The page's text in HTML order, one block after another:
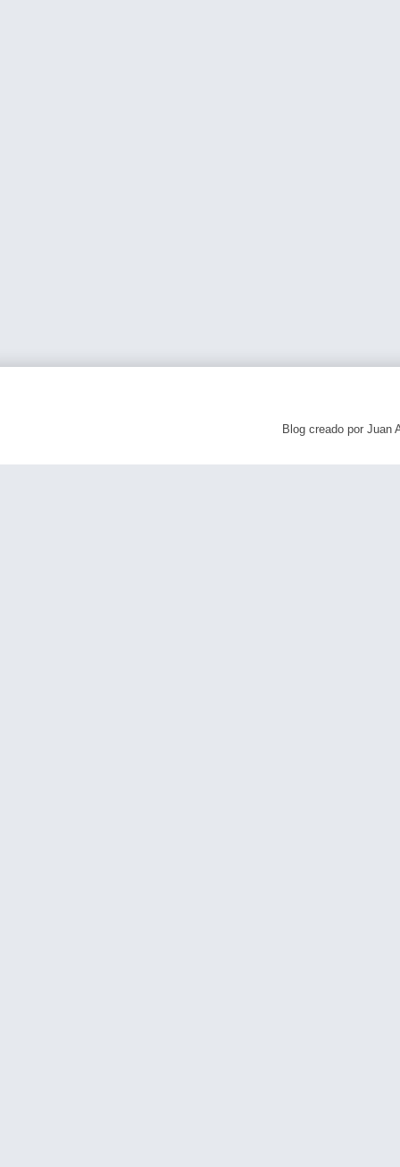
Blog creado por Juan